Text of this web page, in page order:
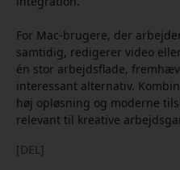
For Mac-brugere, der
samtidig, redigerer video
én stor arbejdsflade,
interessant alternativ.
høj opløsning og moderne
relevant til kreative
[DEL]